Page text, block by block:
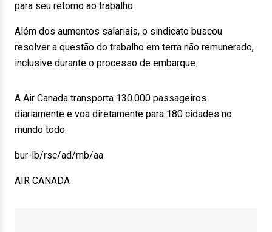
para seu retorno ao trabalho.
Além dos aumentos salariais, o sindicato buscou
resolver a questão do trabalho em terra não remunerado,
inclusive durante o processo de embarque.
A Air Canada transporta 130.000 passageiros
diariamente e voa diretamente para 180 cidades no
mundo todo.
bur-lb/rsc/ad/mb/aa
AIR CANADA